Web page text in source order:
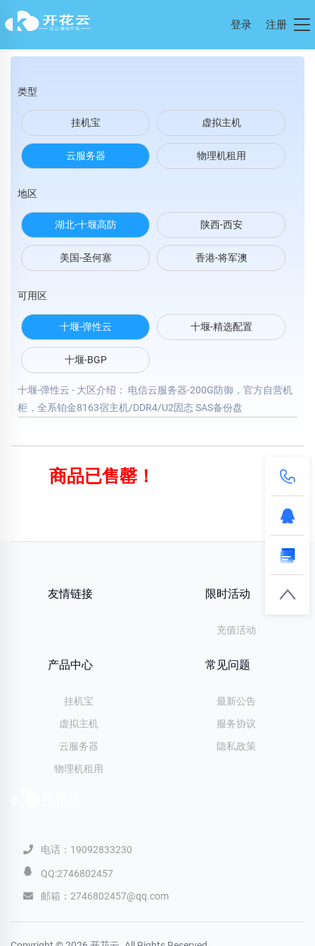
登录 注册
类型
挂机宝 虚拟主机
云服务器 物理机租用
地区
湖北-十堰高防 陕西-西安
美国-圣何塞 香港-将军澳
可用区
十堰-弹性云 十堰-精选配置
十堰-BGP
十堰-弹性云 - 大区介绍： 电信云服务器-200G防御，官方自营机
柜，全系铂金8163宿主机/DDR4/U2固态 SAS备份盘
商品已售罄！
友情链接 限时活动
充值活动
产品中心
挂机宝
虚拟主机
云服务器
物理机租用
常见问题
最新公告
服务协议
隐私政策
电话：19092833230
QQ:2746802457
邮箱：2746802457@qq.com